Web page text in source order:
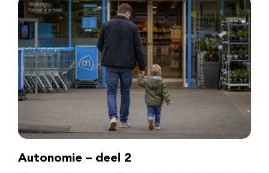
Autonomie – deel 2